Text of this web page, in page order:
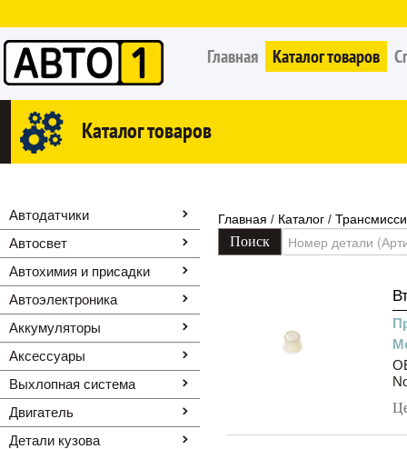
Главная Каталог товаров
Каталог товаров
Автодатчики
Автосвет
Автохимия и присадки
Автоэлектроника
Аккумуляторы
Аксессуары
Выхлопная система
Двигатель
Детали кузова
Главная / Каталог /